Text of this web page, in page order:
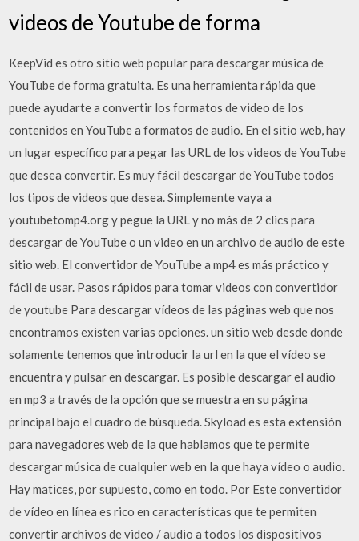
videos de Youtube de forma
KeepVid es otro sitio web popular para descargar música de
YouTube de forma gratuita. Es una herramienta rápida que
puede ayudarte a convertir los formatos de video de los
contenidos en YouTube a formatos de audio. En el sitio web, hay
un lugar específico para pegar las URL de los videos de YouTube
que desea convertir. Es muy fácil descargar de YouTube todos
los tipos de videos que desea. Simplemente vaya a
youtubetomp4.org y pegue la URL y no más de 2 clics para
descargar de YouTube o un video en un archivo de audio de este
sitio web. El convertidor de YouTube a mp4 es más práctico y
fácil de usar. Pasos rápidos para tomar videos con convertidor
de youtube Para descargar vídeos de las páginas web que nos
encontramos existen varias opciones. un sitio web desde donde
solamente tenemos que introducir la url en la que el vídeo se
encuentra y pulsar en descargar. Es posible descargar el audio
en mp3 a través de la opción que se muestra en su página
principal bajo el cuadro de búsqueda. Skyload es esta extensión
para navegadores web de la que hablamos que te permite
descargar música de cualquier web en la que haya vídeo o audio.
Hay matices, por supuesto, como en todo. Por Este convertidor
de vídeo en línea es rico en características que te permiten
convertir archivos de video / audio a todos los dispositivos